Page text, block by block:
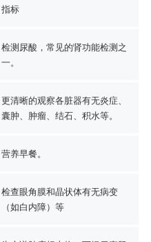
指标
检测尿酸，常见的肾功能检测之
一。
更清晰的观察各脏器有无炎症、
囊肿、肿瘤、结石、积水等。
营养早餐。
检查眼角膜和晶状体有无病变
（如白内障）等